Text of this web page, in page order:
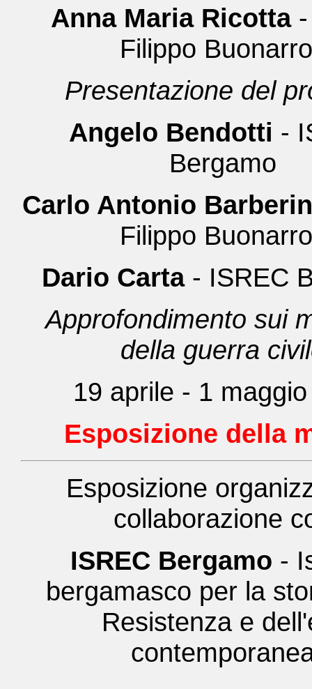
Anna Maria Ricotta-
Filippo
Presentazione del
Angelo Bendotti -
Bergamo
Carlo Antonio
Filippo
Dario Carta - ISREC
Approfondimento sui
della guerra
19 aprile - 1
Esposizione della
Esposizione
collaborazione
ISREC Bergamo -
bergamasco per la
Resistenza e